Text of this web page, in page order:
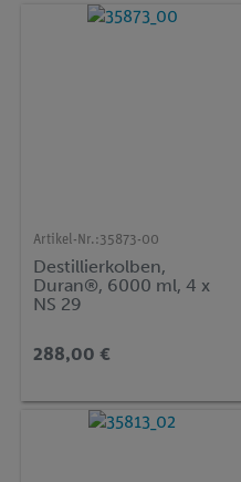
Artikel-Nr.:35873-00
Destillierkolben,
Duran®, 6000 ml, 4 x
NS 29
288,00 €